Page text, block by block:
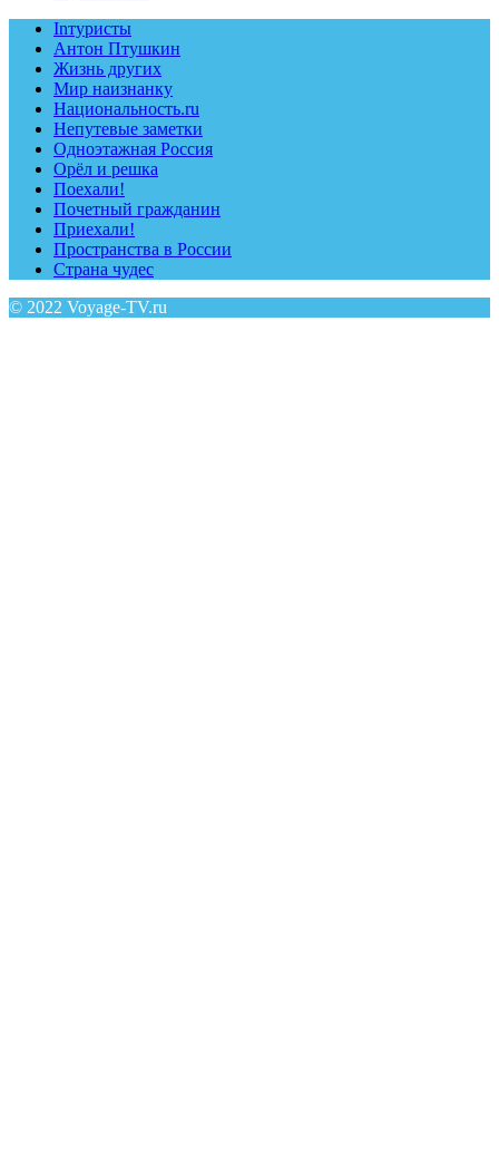
Inтуристы
Антон Птушкин
Жизнь других
Мир наизнанку
Национальность.ru
Непутевые заметки
Одноэтажная Россия
Орёл и решка
Поехали!
Почетный гражданин
Приехали!
Пространства в России
Страна чудес
© 2022 Voyage-TV.ru